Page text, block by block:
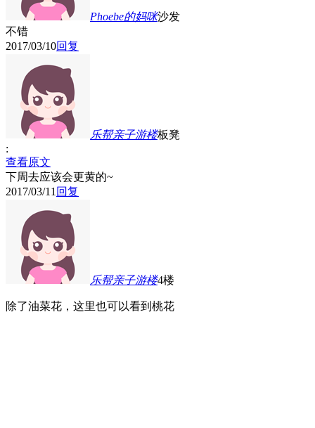
Phoebe的妈咪沙发
不错
2017/03/10回复
乐帮亲子游楼板凳
:
查看原文
下周去应该会更黄的~
2017/03/11回复
乐帮亲子游楼4楼
除了油菜花，这里也可以看到桃花